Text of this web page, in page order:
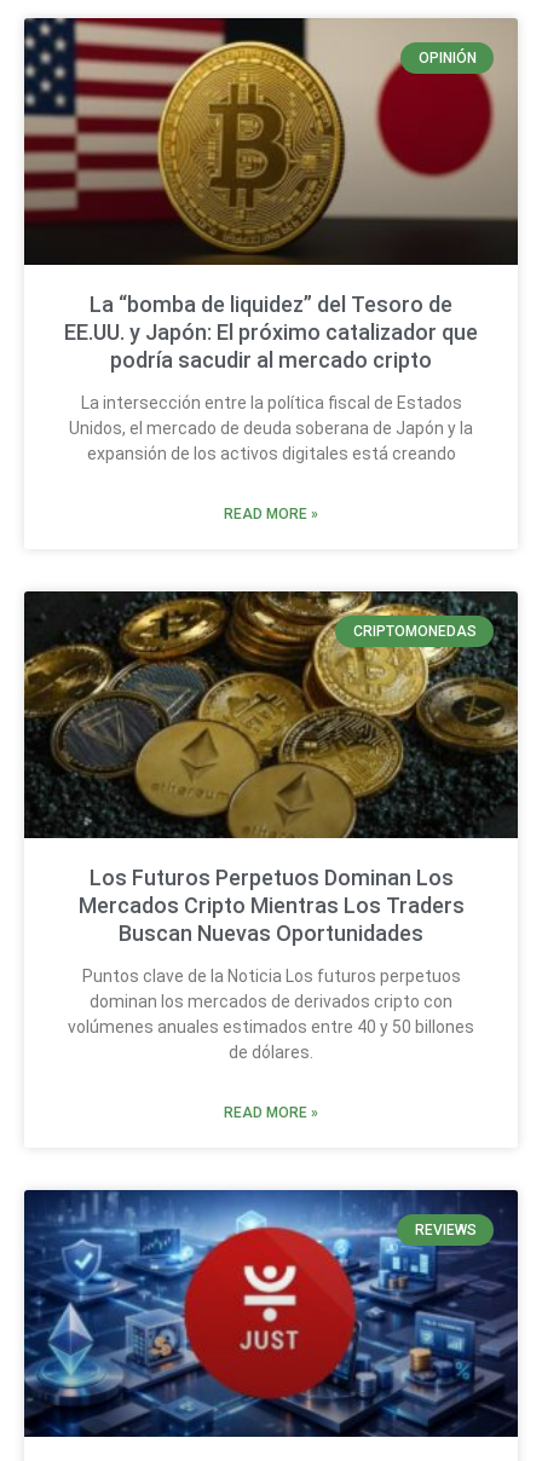
OPINIÓN
La “bomba de liquidez” del Tesoro de
EE.UU. y Japón: El próximo catalizador que
podría sacudir al mercado cripto
La intersección entre la política fiscal de Estados
Unidos, el mercado de deuda soberana de Japón y la
expansión de los activos digitales está creando
READ MORE »
CRIPTOMONEDAS
Los Futuros Perpetuos Dominan Los
Mercados Cripto Mientras Los Traders
Buscan Nuevas Oportunidades
Puntos clave de la Noticia Los futuros perpetuos
dominan los mercados de derivados cripto con
volúmenes anuales estimados entre 40 y 50 billones
de dólares.
READ MORE »
REVIEWS